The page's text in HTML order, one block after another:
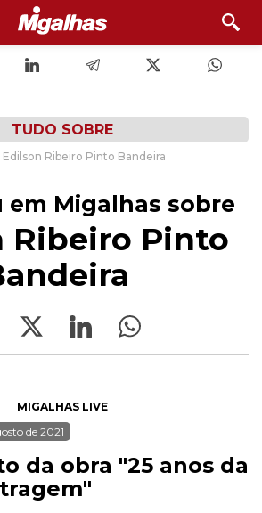
TUDO SOBRE
Ribeiro Pinto Bandeira
em Migalhas sobre
Ribeiro Pinto
MIGALHAS LIVE
de 2021
da obra "25 anos da